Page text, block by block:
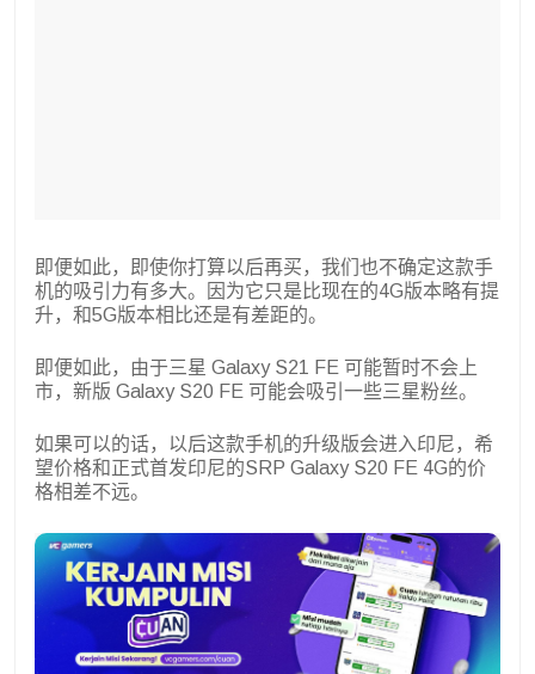
即便如此，即使你打算以后再买，我们也不确定这款手
机的吸引力有多大。因为它只是比现在的4G版本略有提
升，和5G版本相比还是有差距的。
即便如此，由于三星 Galaxy S21 FE 可能暂时不会上
市，新版 Galaxy S20 FE 可能会吸引一些三星粉丝。
如果可以的话，以后这款手机的升级版会进入印尼，希
望价格和正式首发印尼的SRP Galaxy S20 FE 4G的价
格相差不远。